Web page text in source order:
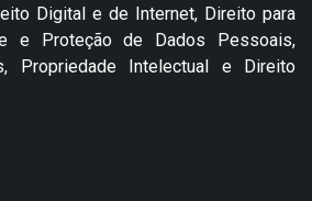
Digital e de Internet, Direito para
e Proteção de Dados Pessoais,
Propriedade Intelectual e Direito